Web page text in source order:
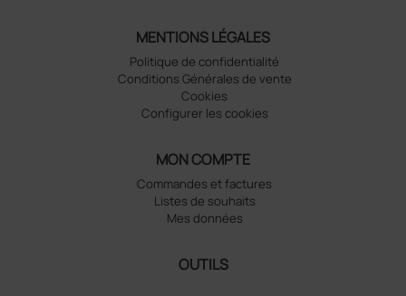
MENTIONS LÉGALES
Politique de confidentialité
Conditions Générales de vente
Cookies
Configurer les cookies
MON COMPTE
Commandes et factures
Listes de souhaits
Mes données
OUTILS